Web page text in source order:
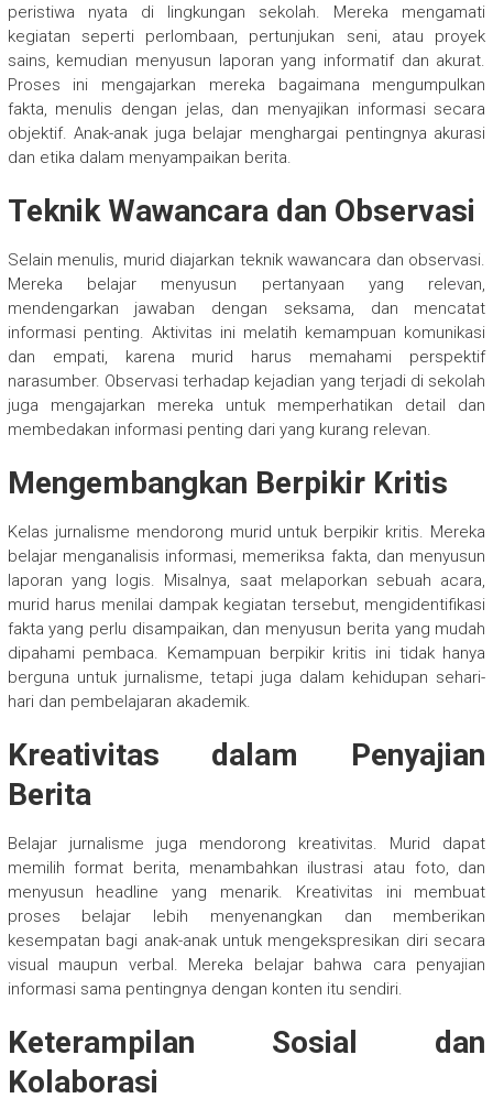
peristiwa nyata di lingkungan sekolah. Mereka mengamati
kegiatan seperti perlombaan, pertunjukan seni, atau proyek
sains, kemudian menyusun laporan yang informatif dan akurat.
Proses ini mengajarkan mereka bagaimana mengumpulkan
fakta, menulis dengan jelas, dan menyajikan informasi secara
objektif. Anak-anak juga belajar menghargai pentingnya akurasi
dan etika dalam menyampaikan berita.
Teknik Wawancara dan Observasi
Selain menulis, murid diajarkan teknik wawancara dan observasi.
Mereka belajar menyusun pertanyaan yang relevan,
mendengarkan jawaban dengan seksama, dan mencatat
informasi penting. Aktivitas ini melatih kemampuan komunikasi
dan empati, karena murid harus memahami perspektif
narasumber. Observasi terhadap kejadian yang terjadi di sekolah
juga mengajarkan mereka untuk memperhatikan detail dan
membedakan informasi penting dari yang kurang relevan.
Mengembangkan Berpikir Kritis
Kelas jurnalisme mendorong murid untuk berpikir kritis. Mereka
belajar menganalisis informasi, memeriksa fakta, dan menyusun
laporan yang logis. Misalnya, saat melaporkan sebuah acara,
murid harus menilai dampak kegiatan tersebut, mengidentifikasi
fakta yang perlu disampaikan, dan menyusun berita yang mudah
dipahami pembaca. Kemampuan berpikir kritis ini tidak hanya
berguna untuk jurnalisme, tetapi juga dalam kehidupan sehari-
hari dan pembelajaran akademik.
Kreativitas dalam Penyajian
Berita
Belajar jurnalisme juga mendorong kreativitas. Murid dapat
memilih format berita, menambahkan ilustrasi atau foto, dan
menyusun headline yang menarik. Kreativitas ini membuat
proses belajar lebih menyenangkan dan memberikan
kesempatan bagi anak-anak untuk mengekspresikan diri secara
visual maupun verbal. Mereka belajar bahwa cara penyajian
informasi sama pentingnya dengan konten itu sendiri.
Keterampilan Sosial dan
Kolaborasi